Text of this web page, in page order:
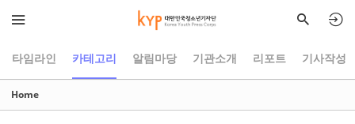
타임라인 카테고리 알림마당 기관소개 리포트 기사작성
Home
Sketchbook5, 스케치북5